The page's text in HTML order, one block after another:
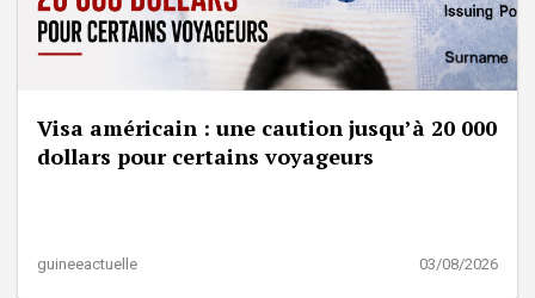
Visa américain : une caution jusqu’à 20 000
dollars pour certains voyageurs
guineeactuelle 03/08/2026